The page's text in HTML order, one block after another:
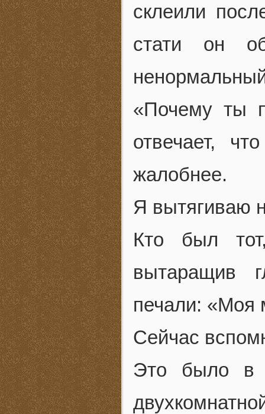
склеили
стати он
«Почему ты
отвечает,
жалобнее.
Я вытягиваю
Кто был
вытаращив
печали: «Моя
Сейчас
Это было в